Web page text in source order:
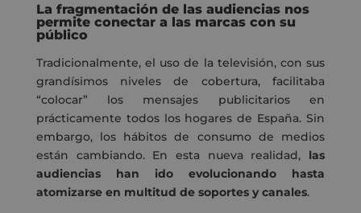
La fragmentación de las audiencias nos
permite conectar a las marcas con su
público
Tradicionalmente, el uso de la televisión, con sus
grandísimos niveles de cobertura, facilitaba
“colocar” los mensajes publicitarios en
prácticamente todos los hogares de España. Sin
embargo, los hábitos de consumo de medios
están cambiando. En esta nueva realidad, las
audiencias han ido evolucionando hasta
atomizarse en multitud de soportes y canales.